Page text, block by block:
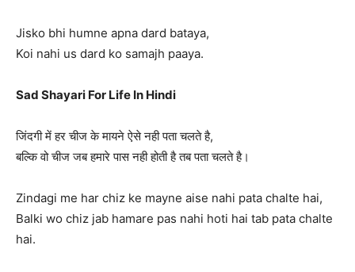
Jisko bhi humne apna dard bataya,
Koi nahi us dard ko samajh paaya.
Sad Shayari For Life In Hindi
जिंदगी में हर चीज के मायने ऐसे नही पता चलते है,
बल्कि वो चीज जब हमारे पास नही होती है तब पता चलते है।
Zindagi me har chiz ke mayne aise nahi pata chalte hai,
Balki wo chiz jab hamare pas nahi hoti hai tab pata chalte
hai.